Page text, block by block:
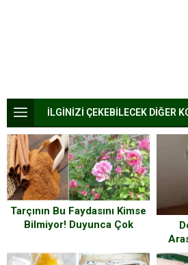
İLGİNİZİ ÇEKEBİLECEK DİĞER
Tarçının Bu Faydasını Kimse
Bilmiyor! Duyunca Çok